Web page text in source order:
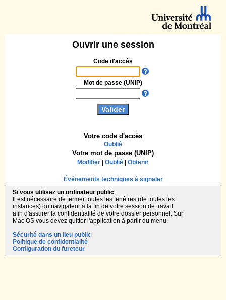
Ouvrir une session
Code d'accès
Votre code d'accès
Oublié
Mot de passe (UNIP)
Votre mot de passe (UNIP)
Modifier Oublié Obtenir
Événements techniques à signaler
Si vous utilisez un ordinateur public,
Il est nécessaire de fermer toutes les fenêtres (de toutes les
instances) du navigateur à la fin de votre session de travail
afin d'assurer la confidentialité de votre dossier personnel. Sur
Mac OS vous devez quitter l'application à partir du menu.
Sécurité dans un lieu public
Politique de confidentialité
Configuration du fureteur